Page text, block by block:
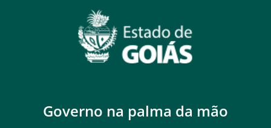
Governo na palma da mão